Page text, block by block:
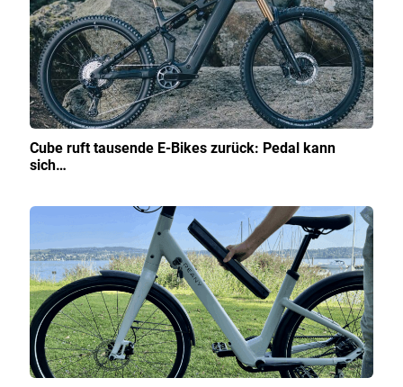
Cube ruft tausende E-Bikes zurück: Pedal kann
sich…